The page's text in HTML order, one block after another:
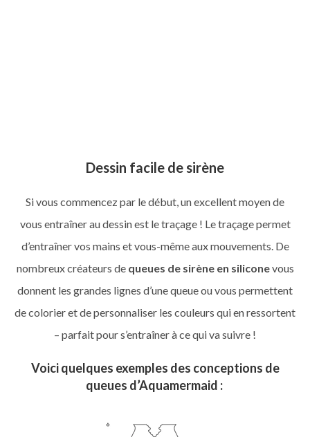
TOP VENTE
Dessin facile de sirène
Si vous commencez par le début, un excellent moyen de
vous entraîner au dessin est le traçage ! Le traçage permet
d’entraîner vos mains et vous-même aux mouvements. De
nombreux créateurs de queues de sirène en siliconevous
donnent les grandes lignes d’une queue ou vous permettent
de colorier et de personnaliser les couleurs qui en ressortent
– parfait pour s’entraîner à ce qui va suivre !
Voici quelques exemples des conceptions de
queues d’Aquamermaid :